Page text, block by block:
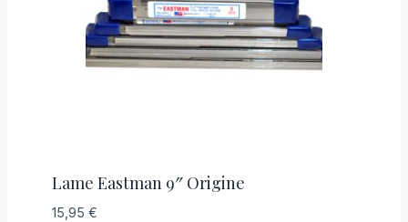
Lame Eastman 9″ Origine
15,95 €